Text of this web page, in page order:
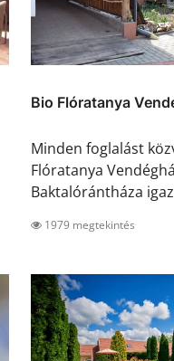
Bio Flóratanya
Minden foglalást
Flóratanya
Baktalórántháza
1979 megtekintés